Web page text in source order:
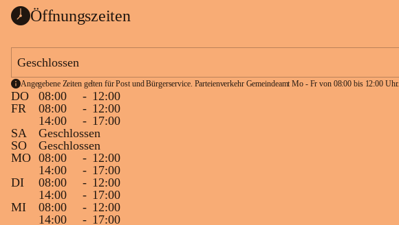
Öffnungszeiten
Geschlossen
Angegebene Zeiten gelten für Post und Bürgerservice. Parteienverkehr Gemeindeamt Mo - Fr von 08:00 bis 12:00 Uhr.
DO 08:00 - 12:00
FR
08:00 - 12:00
14:00
- 17:00
SA
Geschlossen
SO
Geschlossen
MO 08:00 - 12:00
14:00
- 17:00
DI
08:00 - 12:00
14:00
- 17:00
MI
08:00 - 12:00
14:00
- 17:00